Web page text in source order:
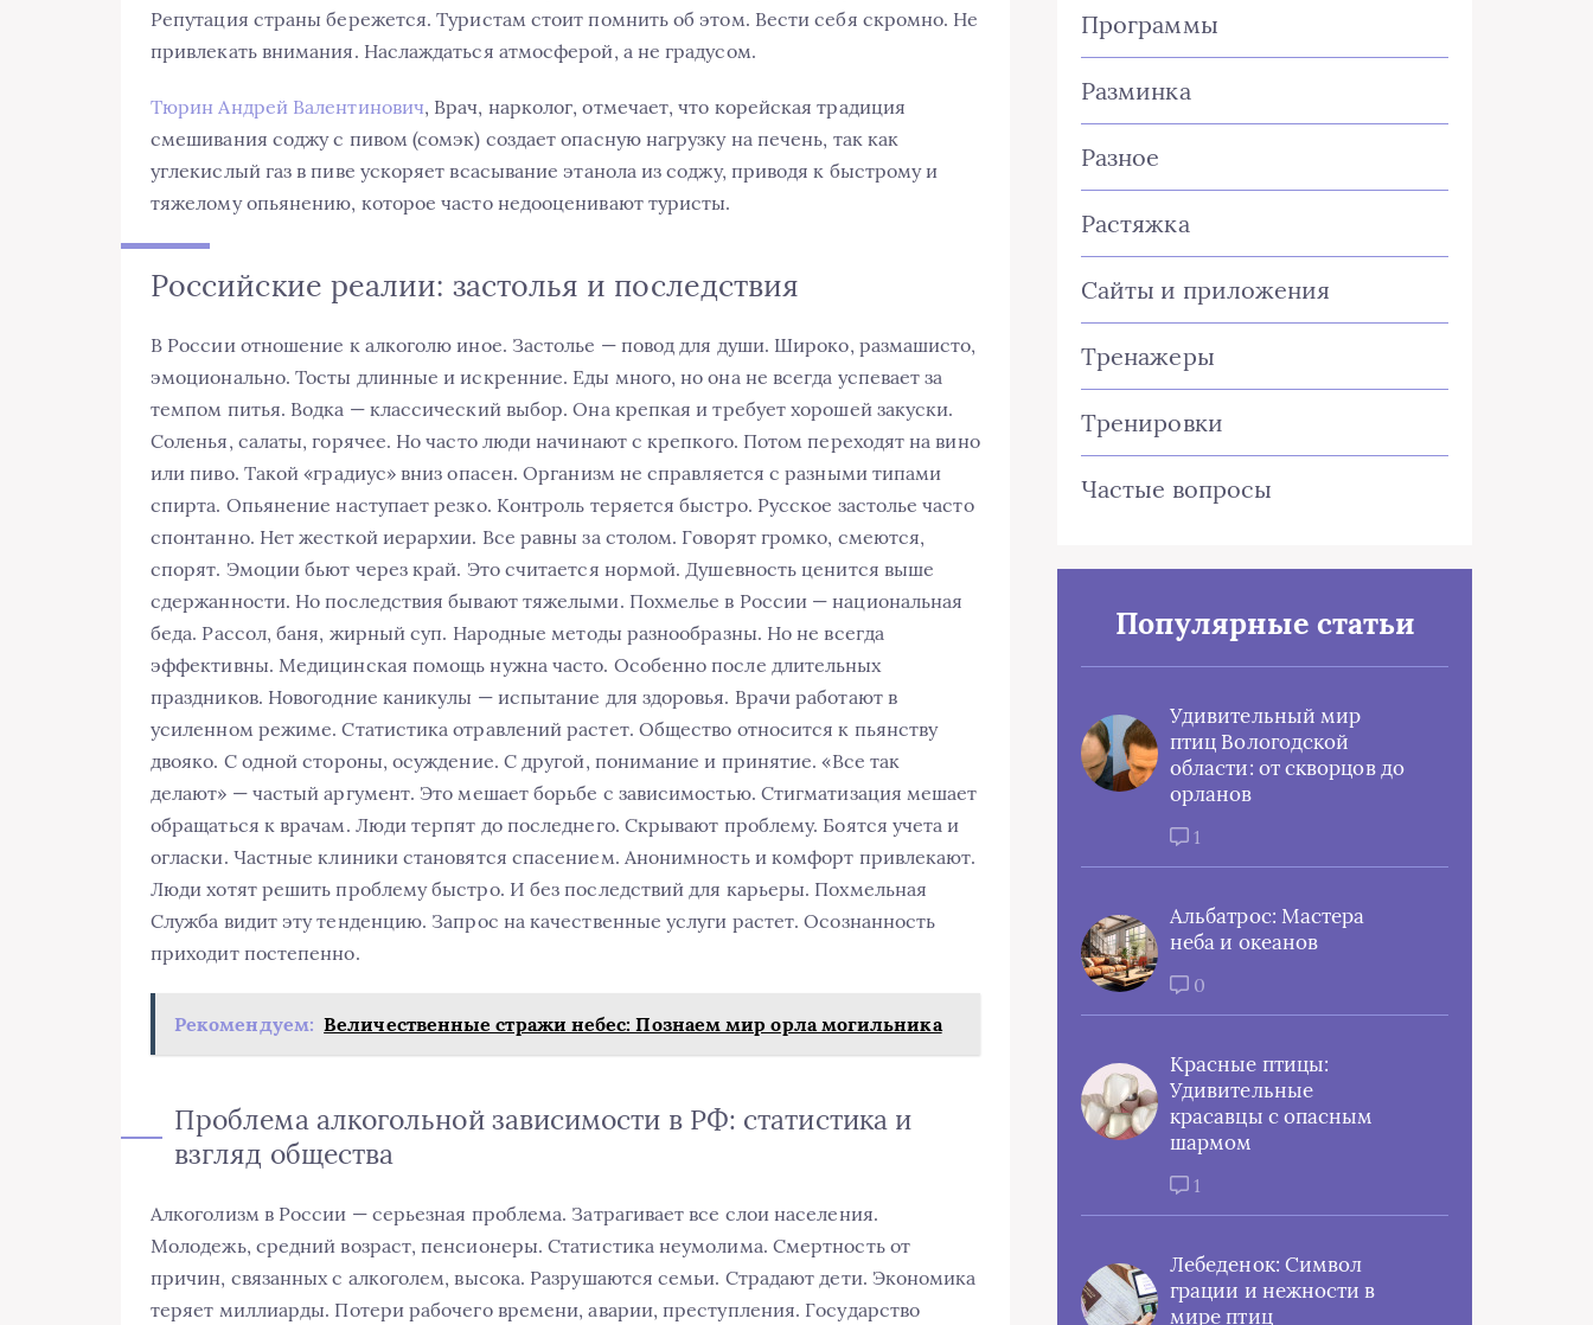
Репутация страны бережется. Туристам стоит помнить об этом. Вести себя скромно. Не
привлекать внимания. Наслаждаться атмосферой, а не градусом.
Тюрин Андрей Валентинович, Врач, нарколог, отмечает, что корейская традиция
смешивания соджу с пивом (сомэк) создает опасную нагрузку на печень, так как
углекислый газ в пиве ускоряет всасывание этанола из соджу, приводя к быстрому и
тяжелому опьянению, которое часто недооценивают туристы.
Российские реалии: застолья и последствия
В России отношение к алкоголю иное. Застолье — повод для души. Широко, размашисто,
эмоционально. Тосты длинные и искренние. Еды много, но она не всегда успевает за
темпом питья. Водка — классический выбор. Она крепкая и требует хорошей закуски.
Соленья, салаты, горячее. Но часто люди начинают с крепкого. Потом переходят на вино
или пиво. Такой «градиус» вниз опасен. Организм не справляется с разными типами
спирта. Опьянение наступает резко. Контроль теряется быстро. Русское застолье часто
спонтанно. Нет жесткой иерархии. Все равны за столом. Говорят громко, смеются,
спорят. Эмоции бьют через край. Это считается нормой. Душевность ценится выше
сдержанности. Но последствия бывают тяжелыми. Похмелье в России — национальная
беда. Рассол, баня, жирный суп. Народные методы разнообразны. Но не всегда
эффективны. Медицинская помощь нужна часто. Особенно после длительных
праздников. Новогодние каникулы — испытание для здоровья. Врачи работают в
усиленном режиме. Статистика отравлений растет. Общество относится к пьянству
двояко. С одной стороны, осуждение. С другой, понимание и принятие. «Все так
делают» — частый аргумент. Это мешает борьбе с зависимостью. Стигматизация мешает
обращаться к врачам. Люди терпят до последнего. Скрывают проблему. Боятся учета и
огласки. Частные клиники становятся спасением. Анонимность и комфорт привлекают.
Люди хотят решить проблему быстро. И без последствий для карьеры. Похмельная
Служба видит эту тенденцию. Запрос на качественные услуги растет. Осознанность
приходит постепенно.
Рекомендуем: Величественные стражи небес: Познаем мир орла могильника
Проблема алкогольной зависимости в РФ: статистика и
взгляд общества
Алкоголизм в России — серьезная проблема. Затрагивает все слои населения.
Молодежь, средний возраст, пенсионеры. Статистика неумолима. Смертность от
причин, связанных с алкоголем, высока. Разрушаются семьи. Страдают дети. Экономика
теряет миллиарды. Потери рабочего времени, аварии, преступления. Государство
Программы
Разминка
Разное
Растяжка
Сайты и приложения
Тренажеры
Тренировки
Частые вопросы
Популярные статьи
Удивительный мир
птиц Вологодской
области: от скворцов до
орланов
1
Альбатрос: Мастера
неба и океанов
0
Красные птицы:
Удивительные
красавцы с опасным
шармом
1
Лебеденок: Символ
грации и нежности в
мире птиц